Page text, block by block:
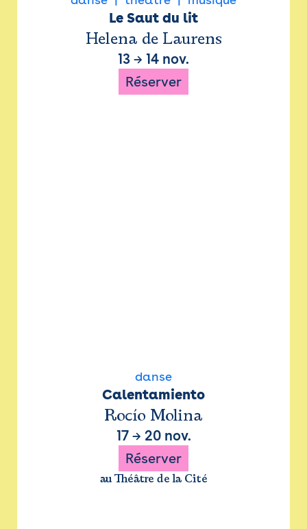
Le Saut du lit
Helena de Laurens
13 → 14 nov.
Réserver
danse
Calentamiento
Rocío Molina
17→ 20 nov.
Réserver
au Théâtre de la Cité